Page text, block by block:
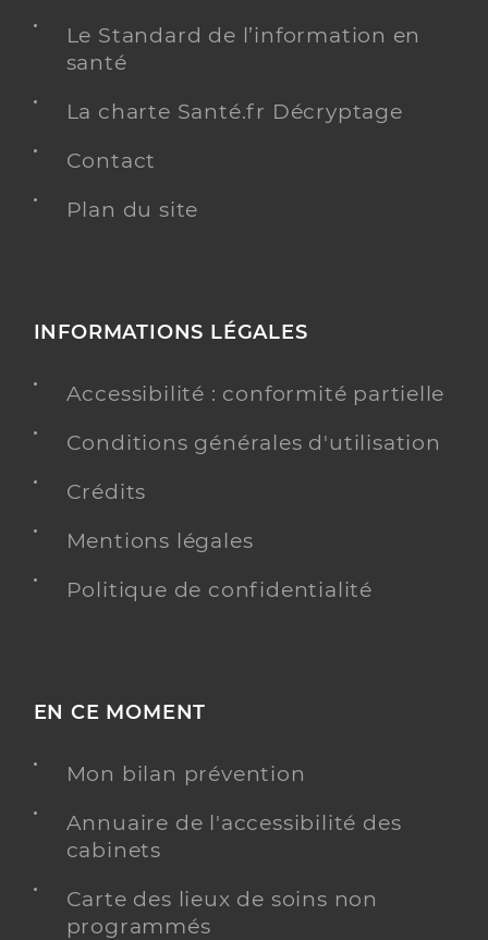
Le Standard de l’information en
santé
La charte Santé.fr Décryptage
Contact
Plan du site
INFORMATIONS LÉGALES
Accessibilité : conformité partielle
Conditions générales d'utilisation
Crédits
Mentions légales
Politique de confidentialité
EN CE MOMENT
Mon bilan prévention
Annuaire de l'accessibilité des
cabinets
Carte des lieux de soins non
programmés